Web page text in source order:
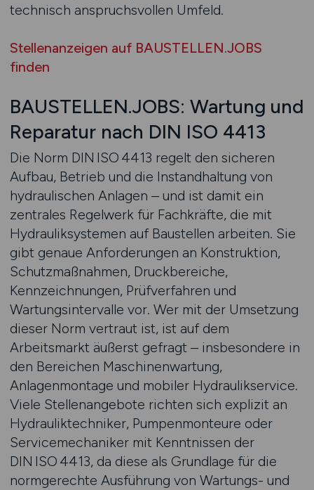
technisch anspruchsvollen Umfeld.
Stellenanzeigen auf BAUSTELLEN.JOBS
finden
BAUSTELLEN.JOBS: Wartung und
Reparatur nach DIN ISO 4413
Die Norm DIN ISO 4413 regelt den sicheren
Aufbau, Betrieb und die Instandhaltung von
hydraulischen Anlagen – und ist damit ein
zentrales Regelwerk für Fachkräfte, die mit
Hydrauliksystemen auf Baustellen arbeiten. Sie
gibt genaue Anforderungen an Konstruktion,
Schutzmaßnahmen, Druckbereiche,
Kennzeichnungen, Prüfverfahren und
Wartungsintervalle vor. Wer mit der Umsetzung
dieser Norm vertraut ist, ist auf dem
Arbeitsmarkt äußerst gefragt – insbesondere in
den Bereichen Maschinenwartung,
Anlagenmontage und mobiler Hydraulikservice.
Viele Stellenangebote richten sich explizit an
Hydrauliktechniker, Pumpenmonteure oder
Servicemechaniker mit Kenntnissen der
DIN ISO 4413, da diese als Grundlage für die
normgerechte Ausführung von Wartungs- und